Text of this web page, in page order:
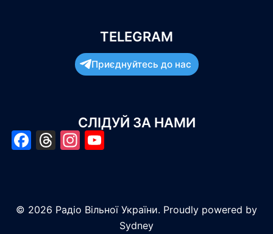
TELEGRAM
Приєднуйтесь до нас
СЛІДУЙ ЗА НАМИ
Facebook
Threads
Instagram
© 2026 Радіо Вільної України. Proudly powered by
Sydney